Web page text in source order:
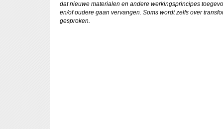
dat nieuwe materialen en andere werkingsprincipes
en/of oudere gaan vervangen. Soms wordt zelfs over
gesproken.